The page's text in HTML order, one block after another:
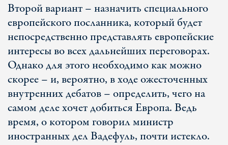
Второй вариант – назначить специального
европейского посланника, который будет
непосредственно представлять европейские
интересы во всех дальнейших переговорах.
Однако для этого необходимо как можно
скорее – и, вероятно, в ходе ожесточенных
внутренних дебатов – определить, чего на
самом деле хочет добиться Европа. Ведь
время, о котором говорил министр
иностранных дел Вадефуль, почти истекло.